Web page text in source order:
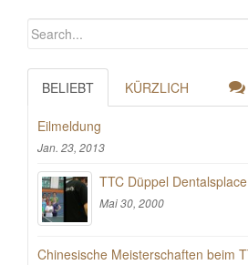
BELIEBT KÜRZLICH
Eilmeldung
Jan. 23, 2013
TTC Düppel
Mai 30, 2000
Chinesische Meisterschaften beim